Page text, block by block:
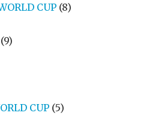
CUP (8)
(9)
CUP (5)